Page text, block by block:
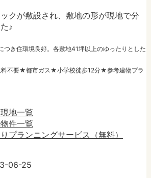
クが敷設され、敷地の形が現地で分
♪
つき住環境良好。各敷地41坪以上のゆったりとした
不要★都市ガス★小学校徒歩12分★参考建物プラ
地一覧
件一覧
プランニングサービス（無料）
06-25